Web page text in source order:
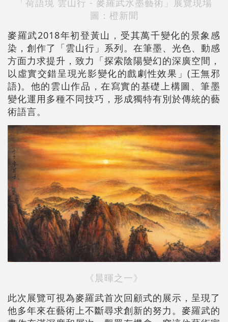
圖：橙新聞
麥羅武2018年初登黃山，受其萬千變化的景象感
染，創作了「雲山行」系列。在筆墨、光色、動感
方面力求提升，致力「探索陰陽變幻的深廣空間，
以虛實交錯呈現光影變化的戲劇性效果」(王無邪
語)。他的雲山作品，在寫實的基礎上構圖、筆墨
變化運用多種不同技巧，形成獨特有別於傳統的藝
術語言。
《晨暉之一》
此次展覽可視為麥羅武首次回顧式的展示，呈現了
他多年來在藝術上不斷尋求創新的努力。麥羅武的